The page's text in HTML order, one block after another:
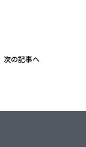
次の記事へ